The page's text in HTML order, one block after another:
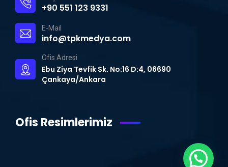
+90 551 123 9331
E-Mail
info@tpkmedya.com
Ofis Adresi
Ebu Ziya Tevfik Sk. No:16 D:4, 06690
Çankaya/Ankara
Ofis Resimlerimiz